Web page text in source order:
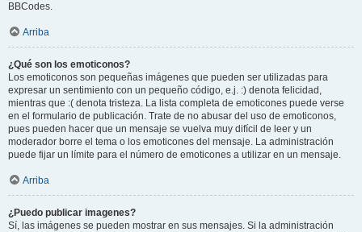
BBCodes.
Arriba
¿Qué son los emoticonos?
Los emoticonos son pequeñas imágenes que pueden ser utilizadas para
expresar un sentimiento con un pequeño código, e.j. :) denota felicidad,
mientras que :( denota tristeza. La lista completa de emoticones puede verse
en el formulario de publicación. Trate de no abusar del uso de emoticonos,
pues pueden hacer que un mensaje se vuelva muy difícil de leer y un
moderador borre el tema o los emoticones del mensaje. La administración
puede fijar un límite para el número de emoticones a utilizar en un mensaje.
Arriba
¿Puedo publicar imagenes?
Sí, las imágenes se pueden mostrar en sus mensajes. Si la administración